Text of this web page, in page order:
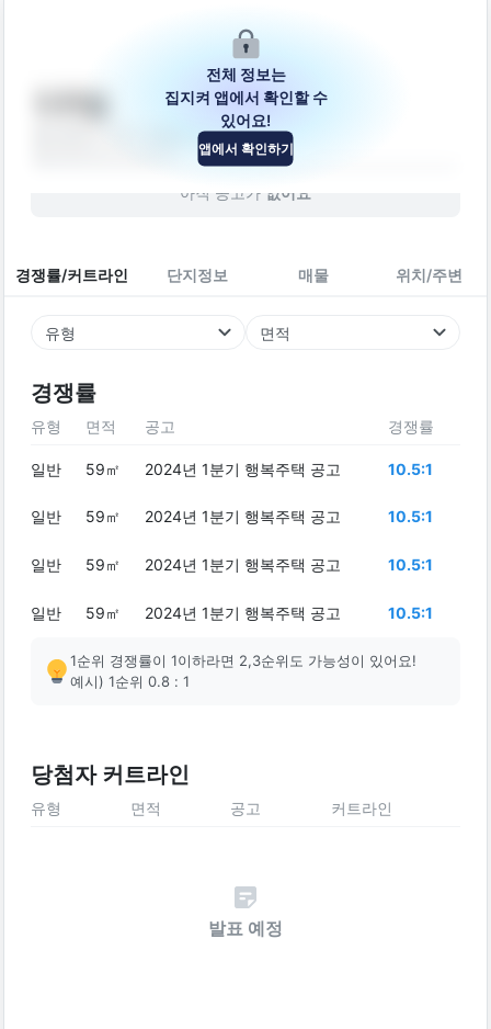
울산광역시 중구 함월6길 41-7
아직 공고가 없어요
경쟁률/커트라인 단지정보 매물 위치/주변
유형 면적
경쟁률
전체 정보는
집지켜 앱에서 확인할 수
있어요!
앱에서 확인하기
유형 면적 공고 경쟁률
일반 59㎡ 2024년 1분기 행복주택 공고 10.5:1
일반 59㎡ 2024년 1분기 행복주택 공고 10.5:1
일반 59㎡ 2024년 1분기 행복주택 공고 10.5:1
일반 59㎡ 2024년 1분기 행복주택 공고 10.5:1
1순위 경쟁률이 1이하라면 2,3순위도 가능성이 있어요!
예시) 1순위 0.8 : 1
당첨자 커트라인
유형 면적 공고 커트라인
발표 예정